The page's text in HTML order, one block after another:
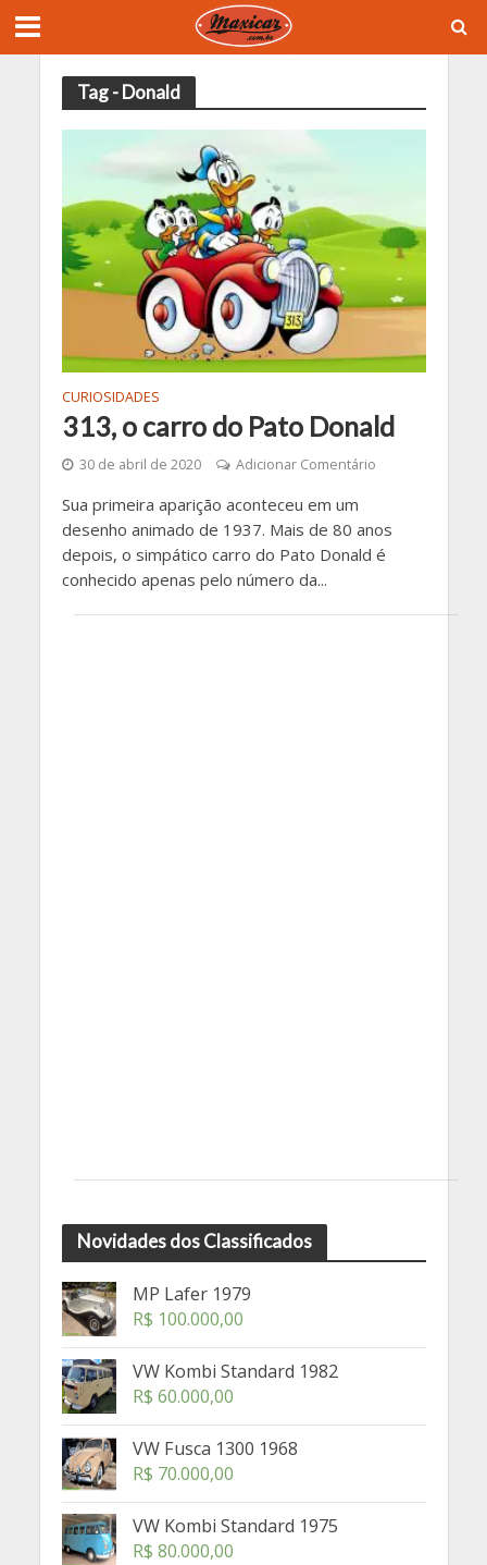
Tag - Donald
CURIOSIDADES
313, o carro do Pato Donald
30 de abril de 2020 Adicionar Comentário
Sua primeira aparição aconteceu em um
desenho animado de 1937. Mais de 80 anos
depois, o simpático carro do Pato Donald é
conhecido apenas pelo número da...
Novidades dos Classificados
MP Lafer 1979
R$ 100.000,00
VW Kombi Standard 1982
R$ 60.000,00
VW Fusca 1300 1968
R$ 70.000,00
VW Kombi Standard 1975
R$ 80.000,00